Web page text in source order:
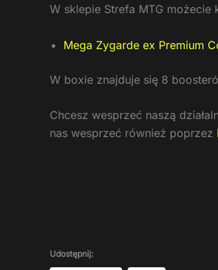
W sklepie Strefa MTG
Mega Zygarde ex Premium
W boxie znajduje się 8
Chcesz wesprzeć naszą
nas wesprzeć również poprzez
Udostępnij: